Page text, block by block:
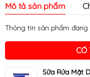
Mô tả sản phẩm
Thông tin sản phẩm
CÓ
Sữa Rửa Mặt